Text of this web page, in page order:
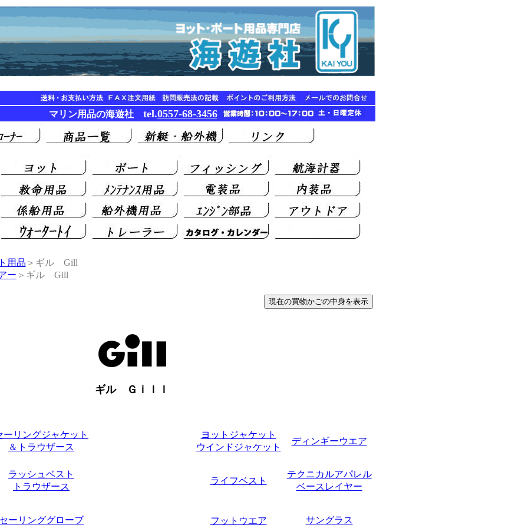
マリン用品の海遊社 tel.0557-68-3456
用品 ＞ギル Gill
ー ＞ギル Gill
ギル Ｇｉｌｌ
ーリングジャケット
＆トラウザース
ヨットジャケット
ウインドジャケット
ディンギーウエア
ラッシュベスト
トラウザース
ライフベスト
テクニカルアパレル
ベースレイヤー
セーリンググローブ フットウエア サングラス